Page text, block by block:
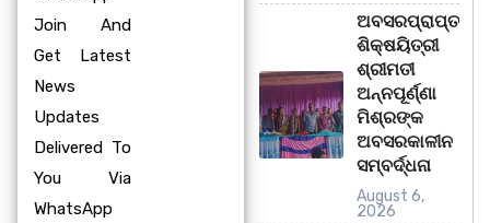
Join And
Get Latest
News
Updates
Delivered To
You Via
WhatsApp
ଅବସରପ୍ରାପ୍ତ
ଶିକ୍ଷୟିତ୍ରୀ
ଶ୍ରୀମତୀ
ଅନ୍ନପୂର୍ଣ୍ଣା
ମିଶ୍ରଙ୍କ
ଅବସରକାଳୀନ
ସମ୍ବର୍ଦ୍ଧନା
August 6,
2026